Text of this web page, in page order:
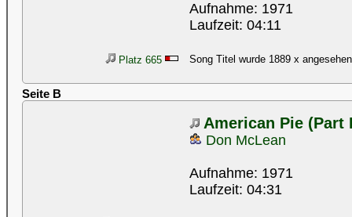
Aufnahme: 1971
Laufzeit: 04:11
Platz 665 Song Titel wurde 1889 x angesehen
Seite B
American Pie (Part
Don McLean
Aufnahme: 1971
Laufzeit: 04:31